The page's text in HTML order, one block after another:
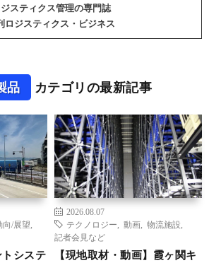
ジスティクス管理の専門誌
ロジスティクス・ビジネス
品 カテゴリの最新記事
向/展望
システ
2026.08.07
テクノロジー
動画 物流施設
記者会見など
【現地取材・動画】霞ヶ関キ